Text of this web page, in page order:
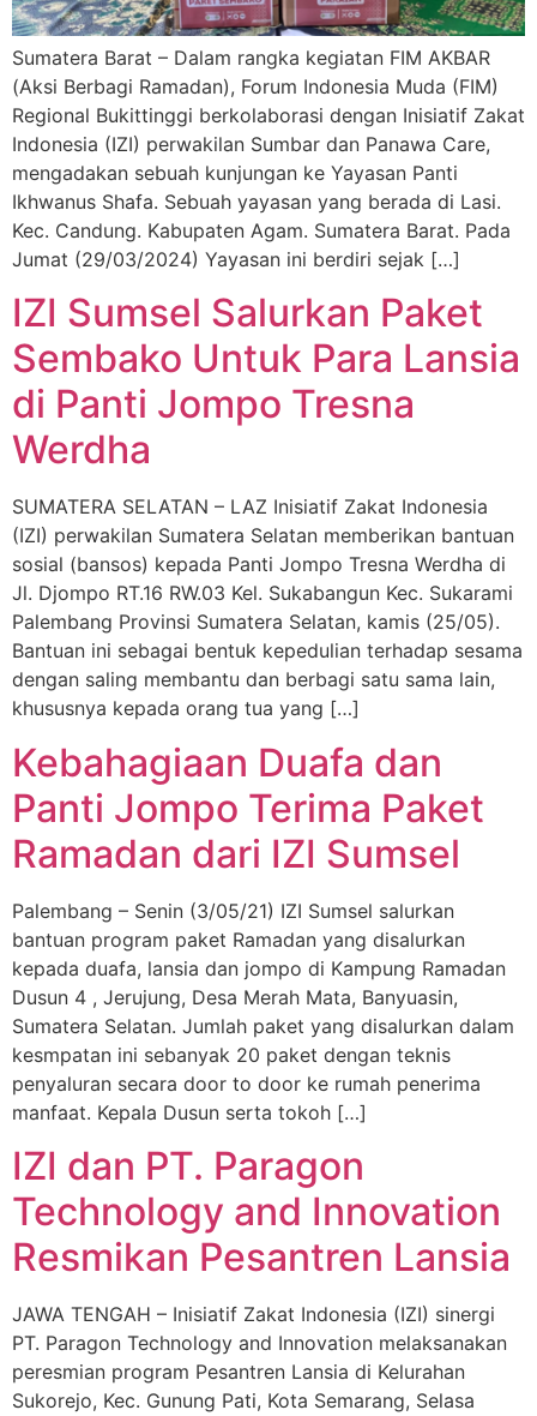
Sumatera Barat – Dalam rangka kegiatan FIM AKBAR
(Aksi Berbagi Ramadan), Forum Indonesia Muda (FIM)
Regional Bukittinggi berkolaborasi dengan Inisiatif Zakat
Indonesia (IZI) perwakilan Sumbar dan Panawa Care,
mengadakan sebuah kunjungan ke Yayasan Panti
Ikhwanus Shafa. Sebuah yayasan yang berada di Lasi.
Kec. Candung. Kabupaten Agam. Sumatera Barat. Pada
Jumat (29/03/2024) Yayasan ini berdiri sejak […]
IZI Sumsel Salurkan Paket
Sembako Untuk Para Lansia
di Panti Jompo Tresna
Werdha
SUMATERA SELATAN – LAZ Inisiatif Zakat Indonesia
(IZI) perwakilan Sumatera Selatan memberikan bantuan
sosial (bansos) kepada Panti Jompo Tresna Werdha di
Jl. Djompo RT.16 RW.03 Kel. Sukabangun Kec. Sukarami
Palembang Provinsi Sumatera Selatan, kamis (25/05).
Bantuan ini sebagai bentuk kepedulian terhadap sesama
dengan saling membantu dan berbagi satu sama lain,
khususnya kepada orang tua yang […]
Kebahagiaan Duafa dan
Panti Jompo Terima Paket
Ramadan dari IZI Sumsel
Palembang – Senin (3/05/21) IZI Sumsel salurkan
bantuan program paket Ramadan yang disalurkan
kepada duafa, lansia dan jompo di Kampung Ramadan
Dusun 4 , Jerujung, Desa Merah Mata, Banyuasin,
Sumatera Selatan. Jumlah paket yang disalurkan dalam
kesmpatan ini sebanyak 20 paket dengan teknis
penyaluran secara door to door ke rumah penerima
manfaat. Kepala Dusun serta tokoh […]
IZI dan PT. Paragon
Technology and Innovation
Resmikan Pesantren Lansia
JAWA TENGAH – Inisiatif Zakat Indonesia (IZI) sinergi
PT. Paragon Technology and Innovation melaksanakan
peresmian program Pesantren Lansia di Kelurahan
Sukorejo, Kec. Gunung Pati, Kota Semarang, Selasa